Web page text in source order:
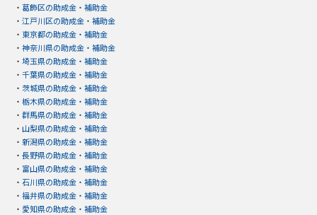
・ 葛飾区の助成金・補助金
・ 江戸川区の助成金・補助金
・ 東京都の助成金・補助金
・ 神奈川県の助成金・補助金
・ 埼玉県の助成金・補助金
・ 千葉県の助成金・補助金
・ 茨城県の助成金・補助金
・ 栃木県の助成金・補助金
・ 群馬県の助成金・補助金
・ 山梨県の助成金・補助金
・ 新潟県の助成金・補助金
・ 長野県の助成金・補助金
・ 富山県の助成金・補助金
・ 石川県の助成金・補助金
・ 福井県の助成金・補助金
・ 愛知県の助成金・補助金